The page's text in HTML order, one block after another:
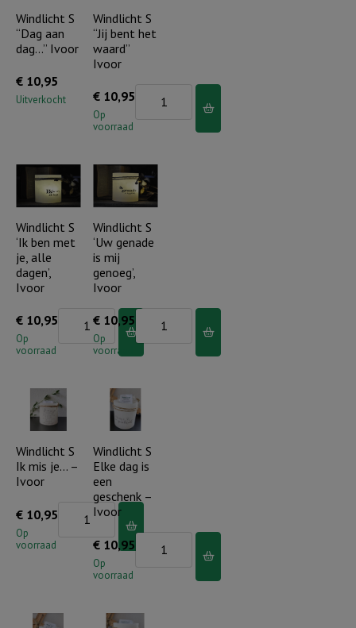
met
aantal
Windlicht S
“Dag aan
dag…” Ivoor
€ 10,95
Uitverkocht
Windlicht S
“Jij bent het
waard”
Ivoor
€ 10,95
Op
voorraad
Windlicht
het
waard"
Ivoor
aantal
Windlicht S
‘Ik ben met
je, alle
dagen’,
Ivoor
€ 10,95
Op
voorraad
Windlicht
met
je,
alle
dagen',
Windlicht S
‘Uw genade
is mij
genoeg’,
Ivoor
€ 10,95
Op
voorraad
Windlicht
S
'Uw
is
mij
genoeg',
Ivoor
aantal
Windlicht S
Ik mis je… –
Ivoor
€ 10,95
Op
voorraad
Windlicht
Windlicht S
Elke dag is
een
geschenk –
Ivoor
€ 10,95
Op
voorraad
Windlicht